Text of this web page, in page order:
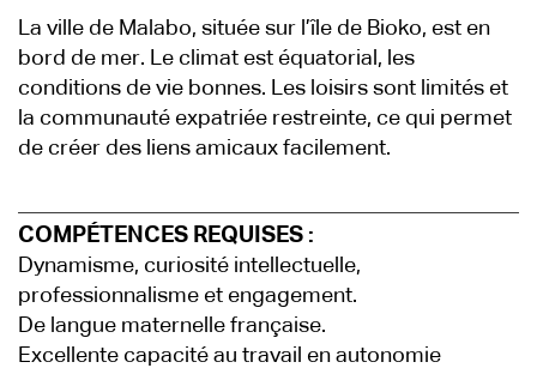
La ville de Malabo, située sur l’île de Bioko, est en
bord de mer. Le climat est équatorial, les
conditions de vie bonnes. Les loisirs sont limités et
la communauté expatriée restreinte, ce qui permet
de créer des liens amicaux facilement.
COMPÉTENCES REQUISES :
Dynamisme, curiosité intellectuelle,
professionnalisme et engagement.
De langue maternelle française.
Excellente capacité au travail en autonomie